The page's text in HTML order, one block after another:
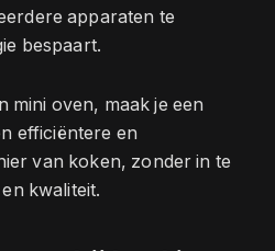
apparaten te
bespaart.
mini oven, maak je een
efficiëntere en
van koken, zonder in te
kwaliteit.